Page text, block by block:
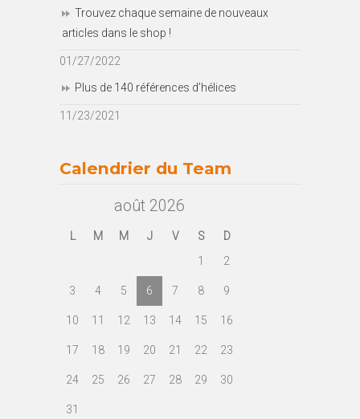
Trouvez chaque semaine de nouveaux
articles dans le shop !
01/27/2022
Plus de 140 références d’hélices
11/23/2021
Calendrier du Team
août 2026
L M M J V S
D
1
2
3 4 5 6 7 8 9
10 11 12 13 14 15 16
17 18 19 20 21 22 23
24 25 26 27 28 29 30
31